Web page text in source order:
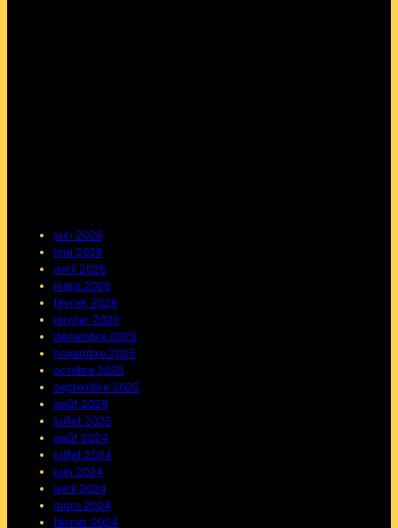
juin 2026
mai 2026
avril 2026
mars 2026
février 2026
janvier 2026
décembre 2025
novembre 2025
octobre 2025
septembre 2025
août 2025
juillet 2025
août 2024
juillet 2024
juin 2024
avril 2024
mars 2024
février 2024